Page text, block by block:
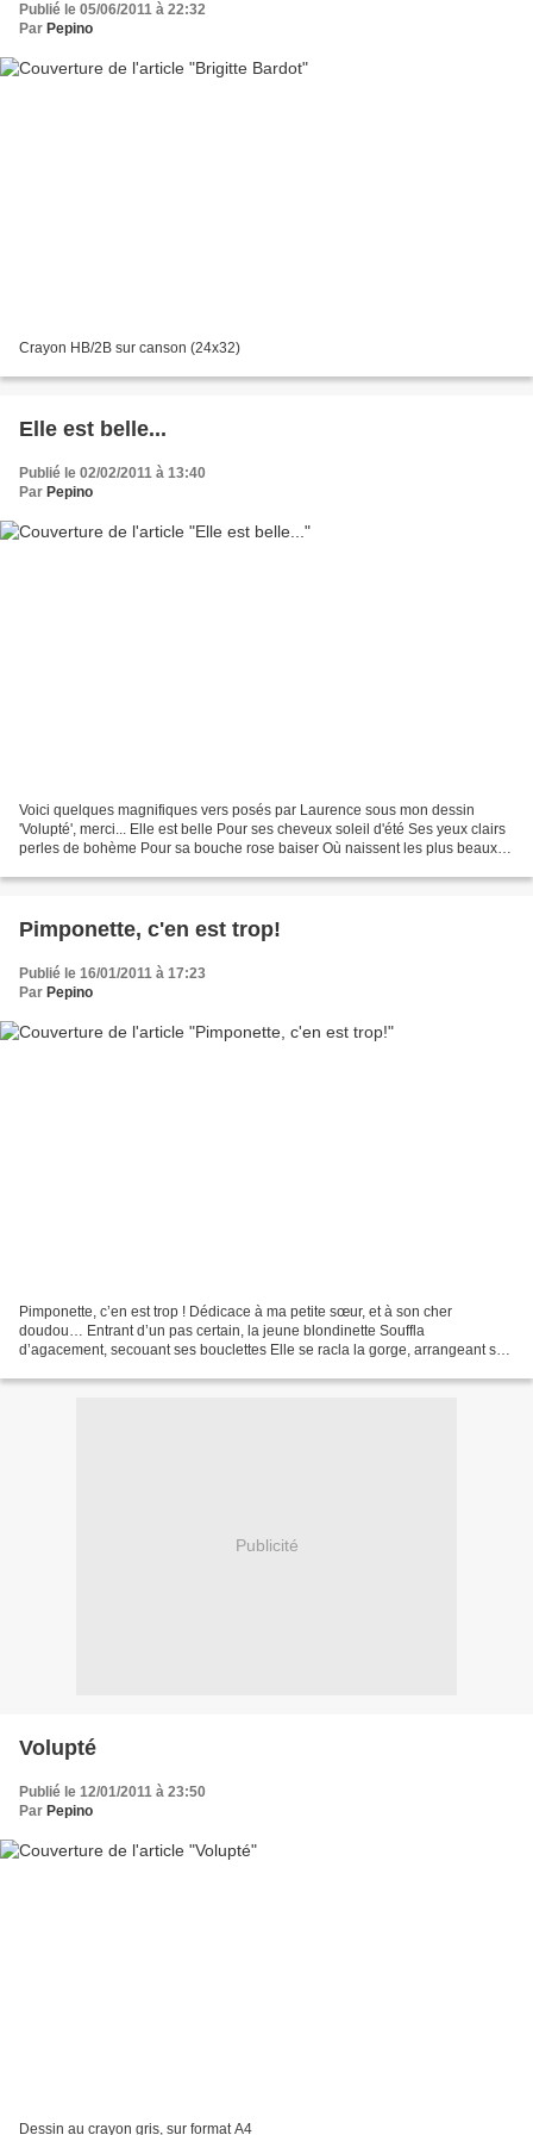
Publié le 05/06/2011 à 22:32
Par Pepino
Crayon HB/2B sur canson (24x32)
Elle est belle...
Publié le 02/02/2011 à 13:40
Par Pepino
Voici quelques magnifiques vers posés par Laurence sous mon dessin
'Volupté', merci... Elle est belle Pour ses cheveux soleil d'été Ses yeux clairs
perles de bohème Pour sa bouche rose baiser Où naissent les plus beaux
Pimponette, c'en est trop!
Publié le 16/01/2011 à 17:23
Par Pepino
Pimponette, c’en est trop ! Dédicace à ma petite sœur, et à son cher
doudou… Entrant d’un pas certain, la jeune blondinette Souffla
d’agacement, secouant ses bouclettes Elle se racla la gorge, arrangeant ses
Publicité
Volupté
Publié le 12/01/2011 à 23:50
Par Pepino
Dessin au crayon gris, sur format A4